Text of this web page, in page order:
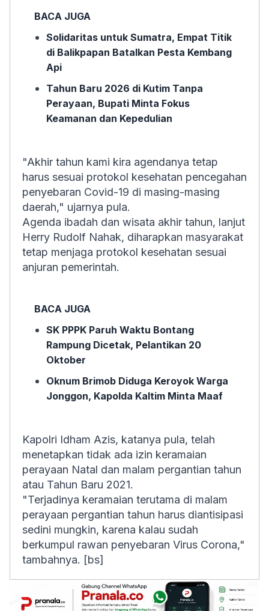
BACA JUGA
Solidaritas untuk Sumatra, Empat Titik
di Balikpapan Batalkan Pesta Kembang
Api
Tahun Baru 2026 di Kutim Tanpa
Perayaan, Bupati Minta Fokus
Keamanan dan Kepedulian
"Akhir tahun kami kira agendanya tetap
harus sesuai protokol kesehatan pencegahan
penyebaran Covid-19 di masing-masing
daerah," ujarnya pula.
Agenda ibadah dan wisata akhir tahun, lanjut
Herry Rudolf Nahak, diharapkan masyarakat
tetap menjaga protokol kesehatan sesuai
anjuran pemerintah.
BACA JUGA
SK PPPK Paruh Waktu Bontang
Rampung Dicetak, Pelantikan 20
Oktober
Oknum Brimob Diduga Keroyok Warga
Jonggon, Kapolda Kaltim Minta Maaf
Kapolri Idham Azis, katanya pula, telah
menetapkan tidak ada izin keramaian
perayaan Natal dan malam pergantian tahun
atau Tahun Baru 2021.
"Terjadinya keramaian terutama di malam
perayaan pergantian tahun harus diantisipasi
sedini mungkin, karena kalau sudah
berkumpul rawan penyebaran Virus Corona,"
tambahnya. [bs]